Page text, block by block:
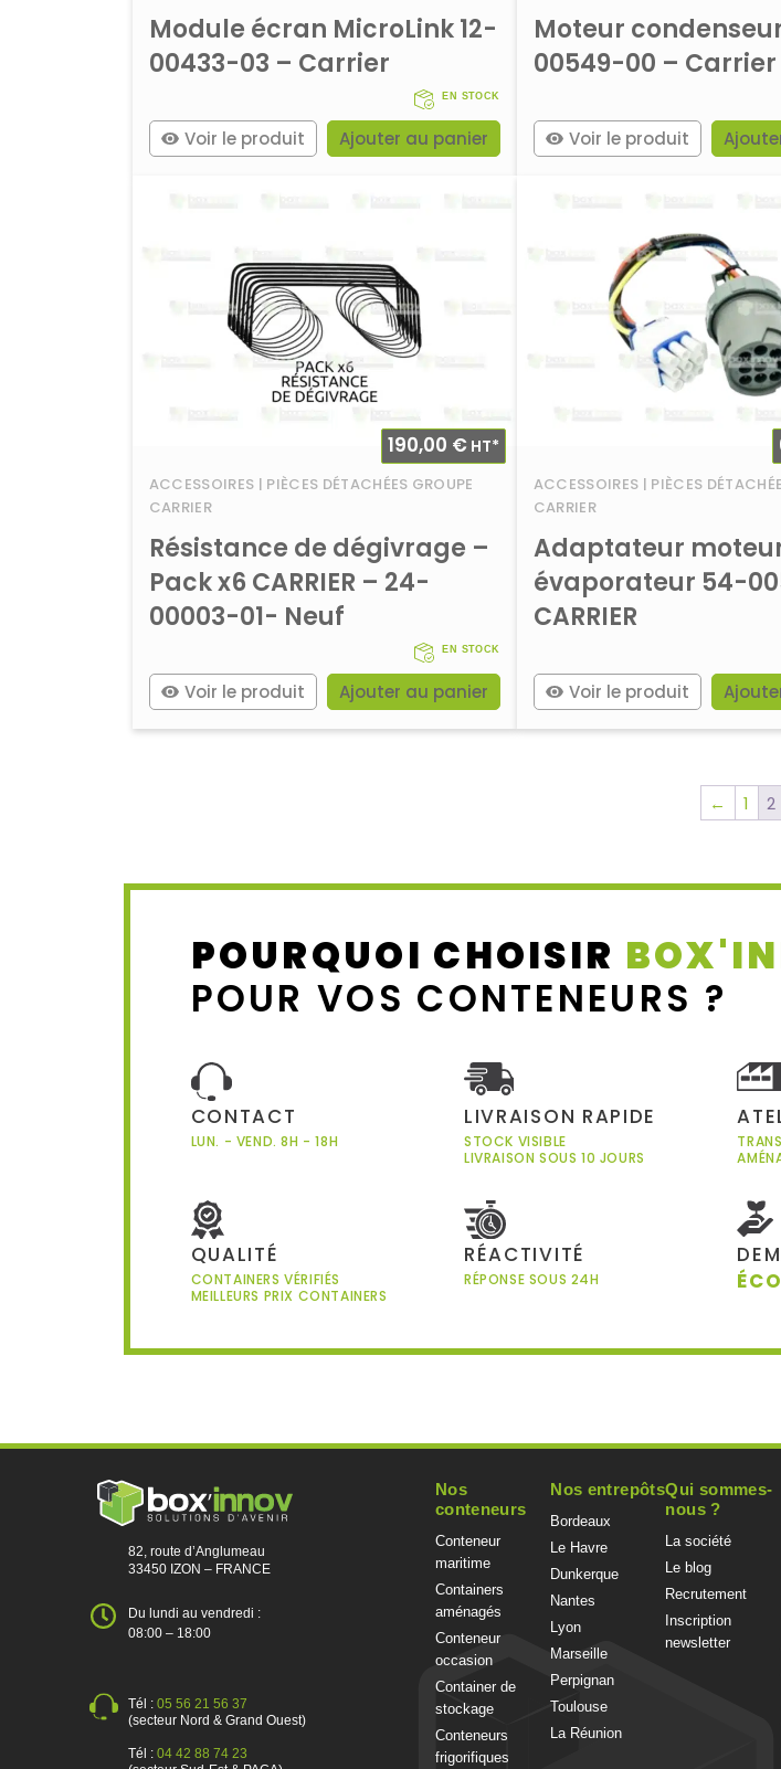
Module écran MicroLink 12-
00433-03 – Carrier
EN STOCK
Voir le produit Ajouter au panier
Moteur
00549-00 – Carrier
Voir le produit
ACCESSOIRES | PIÈCES DÉTACHÉES GROUPE
CARRIER
Résistance de dégivrage –
Pack x6 CARRIER – 24-
00003-01- Neuf
EN STOCK
190,00 €HT*
Voir le produit Ajouter au panier
ACCESSOIRES | PIÈCES
CARRIER
Adaptateur
évaporateur 54-
CARRIER
Voir le produit
← 1 2
POURQUOI CHOISIR
POUR VOS CONTENEURS ?
CONTACT
LUN. - VEND. 8H - 18H
LIVRAISON RAPIDE
STOCK VISIBLE
LIVRAISON SOUS 10 JOURS
QUALITÉ
CONTAINERS VÉRIFIÉS
MEILLEURS PRIX CONTAINERS
RÉACTIVITÉ
RÉPONSE SOUS 24H
82, route d’Anglumeau
33450 IZON – FRANCE
Du lundi au vendredi :
08:00 – 18:00
Tél : 05 56 21 56 37
(secteur Nord & Grand Ouest)
Tél : 04 42 88 74 23
Nos
conteneurs
Conteneur
maritime
Containers
aménagés
Conteneur
occasion
Container de
stockage
Conteneurs
frigorifiques
Nos entrepôts
Bordeaux
Le Havre
Dunkerque
Nantes
Lyon
Marseille
Perpignan
Toulouse
La Réunion
Qui sommes-
nous ?
La société
Le blog
Recrutement
Inscription
newsletter